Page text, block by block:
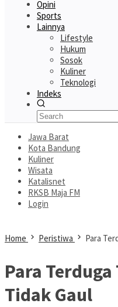
Opini
Sports
Lainnya
Lifestyle
Hukum
Sosok
Kuliner
Teknologi
Indeks
Jawa Barat
Kota Bandung
Kuliner
Wisata
Katalisnet
RKSB Maja FM
Login
Home Peristiwa Para
Para
Tidak Gaul